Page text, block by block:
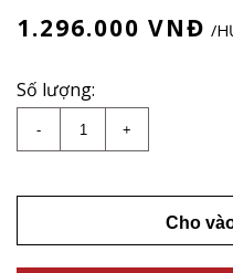
1.296.000 VNĐ /
Số lượng:
- Vanilla Paste có hạt
+
Cho